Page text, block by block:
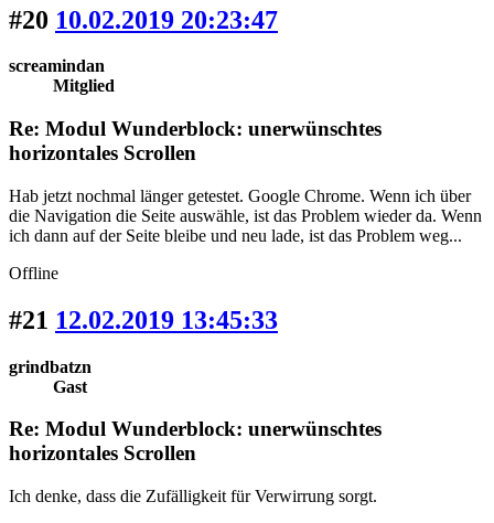
#20 10.02.2019 20:23:47
screamindan
Mitglied
Re: Modul Wunderblock: unerwünschtes
horizontales Scrollen
Hab jetzt nochmal länger getestet. Google Chrome. Wenn ich über
die Navigation die Seite auswähle, ist das Problem wieder da. Wenn
ich dann auf der Seite bleibe und neu lade, ist das Problem weg...
Offline
#21 12.02.2019 13:45:33
grindbatzn
Gast
Re: Modul Wunderblock: unerwünschtes
horizontales Scrollen
Ich denke, dass die Zufälligkeit für Verwirrung sorgt.